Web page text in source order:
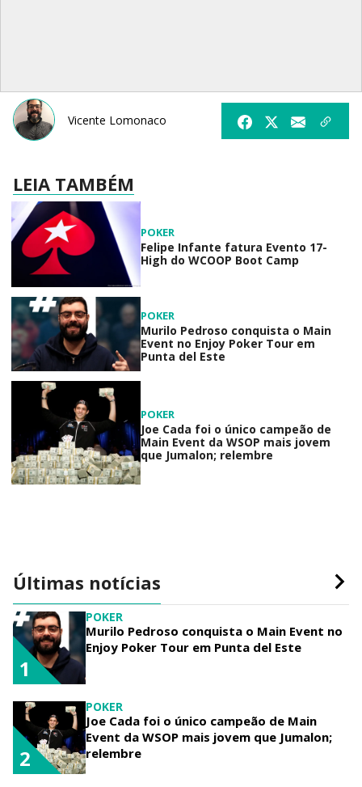
Vicente Lomonaco
LEIA TAMBÉM
POKER
Felipe Infante fatura Evento 17-
High do WCOOP Boot Camp
POKER
Murilo Pedroso conquista o Main
Event no Enjoy Poker Tour em
Punta del Este
POKER
Joe Cada foi o único campeão de
Main Event da WSOP mais jovem
que Jumalon; relembre
Últimas notícias
POKER
Murilo Pedroso conquista o Main Event no
Enjoy Poker Tour em Punta del Este
1
POKER
Joe Cada foi o único campeão de Main
Event da WSOP mais jovem que Jumalon;
relembre
2